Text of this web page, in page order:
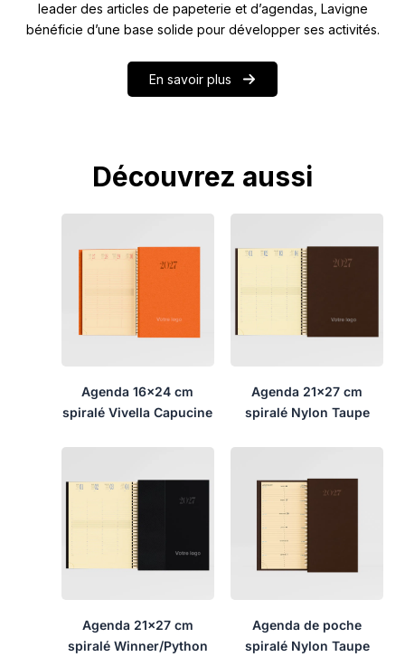
leader des articles de papeterie et d’agendas, Lavigne
bénéficie d’une base solide pour développer ses activités.
En savoir plus
Découvrez aussi
Agenda 16×24 cm
spiralé Vivella Capucine
Agenda 21×27 cm
spiralé Nylon Taupe
Agenda 21×27 cm
spiralé Winner/Python
Agenda de poche
spiralé Nylon Taupe